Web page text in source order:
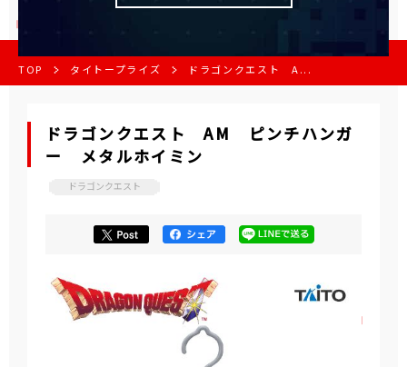
TOP タイトープライズ ドラゴンクエスト A...
ドラゴンクエスト AM ピンチハンガ
ー メタルホイミン
ドラゴンクエスト